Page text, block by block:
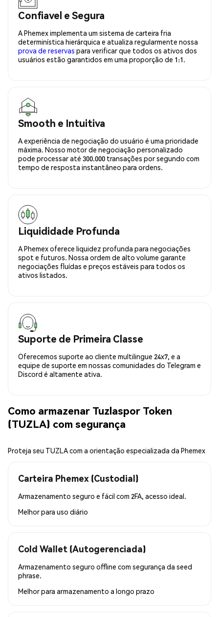
Confiavel e Segura
A Phemex implementa um sistema de carteira fria
determinística hierárquica e atualiza regularmente nossa
prova de reservas para verificar que todos os ativos dos
usuários estão garantidos em uma proporção de 1:1.
Smooth e Intuitiva
A experiência de negociação do usuário é uma prioridade
máxima. Nosso motor de negociação personalizado
pode processar até 300.000 transações por segundo com
tempo de resposta instantâneo para ordens.
Liquididade Profunda
A Phemex oferece liquidez profunda para negociações
spot e futuros. Nossa ordem de alto volume garante
negociações fluídas e preços estáveis para todos os
ativos listados.
Suporte de Primeira Classe
Oferecemos suporte ao cliente multilingue 24x7, e a
equipe de suporte em nossas comunidades do Telegram e
Discord é altamente ativa.
Como armazenar Tuzlaspor Token
(TUZLA) com segurança
Proteja seu TUZLA com a orientação especializada da Phemex
Carteira Phemex (Custodial)
Armazenamento seguro e fácil com 2FA, acesso ideal.
Melhor para uso diário
Cold Wallet (Autogerenciada)
Armazenamento seguro offline com segurança da seed
phrase.
Melhor para armazenamento a longo prazo